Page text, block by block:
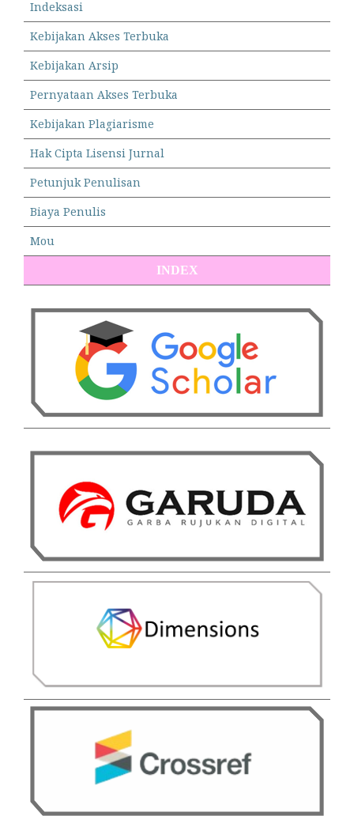
Indeksasi
Kebijakan Akses Terbuka
Kebijakan Arsip
Pernyataan Akses Terbuka
Kebijakan Plagiarisme
Hak Cipta Lisensi Jurnal
Petunjuk Penulisan
Biaya Penulis
Mou
INDEX